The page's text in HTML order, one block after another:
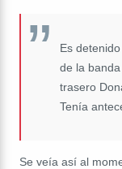
Es
de la
trasero
Tenía
Se veía así al